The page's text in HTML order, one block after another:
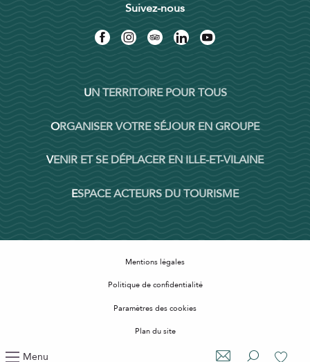
Menu
Suivez-nous
UN TERRITOIRE POUR TOUS
ORGANISER VOTRE SÉJOUR EN GROUPE
VENIR ET SE DÉPLACER EN ILLE-ET-VILAINE
ESPACE ACTEURS DU TOURISME
Mentions légales
Politique de confidentialité
Paramètres des cookies
Plan du site